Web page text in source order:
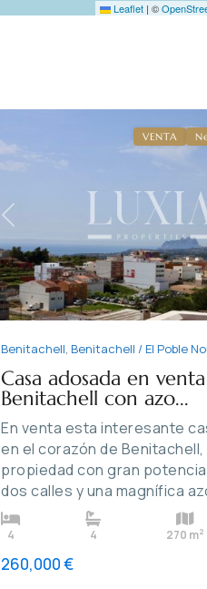
Leaflet | ©
Previous
VENTA
Benitachell Benitachell / El Poble
Casa adosada en
Benitachell con azo...
En venta esta interesante
en el corazón de Benitachell,
propiedad con gran
dos calles y una magnífica
4 4 270 m2
260,000 €